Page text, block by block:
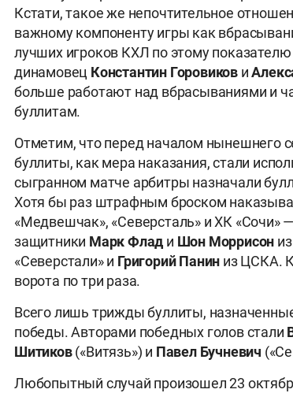
Кстати, такое же непочтительное
важному компоненту игры как
лучших игроков КХЛ по этому
динамовец Константин Горовиков и
больше работают над вбрасываниями и
буллитам.
Отметим, что перед началом нынешнего
буллиты, как мера наказания, стали
сыгранном матче арбитры назначали
Хотя бы раз штрафным броском
«Медвешчак», «Северсталь» и ХК «Сочи»
защитники Марк Флад и Шон Моррисон
«Северстали» и Григорий Панин из ЦСКА.
ворота по три раза.
Всего лишь трижды буллиты,
победы. Авторами победных голов стали
Шитиков(«Витязь») и Павел Бучневич
Любопытный случай произошел 23